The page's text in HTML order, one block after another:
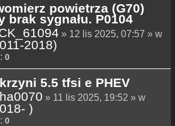
powietrza (G70)
brak sygnału. P0104
» 12 lis 2025, 07:57 » w
2018)
0
5.5 tfsi e PHEV
» 11 lis 2025, 19:52 » w
)
0